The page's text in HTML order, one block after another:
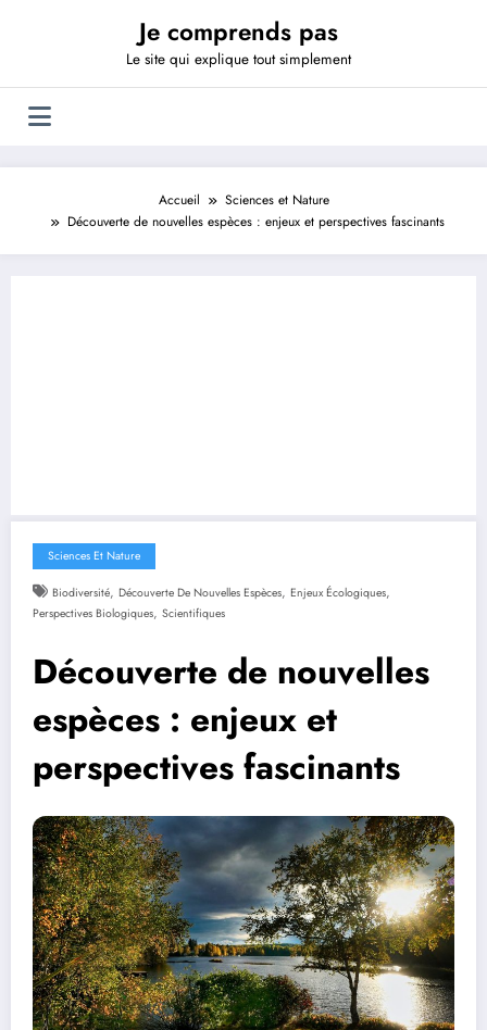
Je comprends pas
Le site qui explique tout simplement
Accueil
Sciences et Nature
Découverte de nouvelles espèces : enjeux et perspectives fascinants
Sciences Et Nature
Biodiversité, Découverte De Nouvelles Espèces, Enjeux Écologiques,
Perspectives Biologiques, Scientifiques
Découverte de nouvelles
espèces : enjeux et
perspectives fascinants